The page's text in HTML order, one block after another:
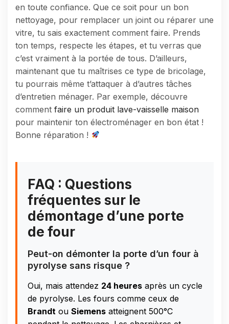
en toute confiance. Que ce soit pour un bon
nettoyage, pour remplacer un joint ou réparer une
vitre, tu sais exactement comment faire. Prends
ton temps, respecte les étapes, et tu verras que
c’est vraiment à la portée de tous. D’ailleurs,
maintenant que tu maîtrises ce type de bricolage,
tu pourrais même t’attaquer à d’autres tâches
d’entretien ménager. Par exemple, découvre
comment faire un produit lave-vaisselle maison
pour maintenir ton électroménager en bon état !
Bonne réparation !
FAQ : Questions
fréquentes sur le
démontage d’une porte
de four
Peut-on démonter la porte d’un four à
pyrolyse sans risque ?
Oui, mais attendez 24 heures après un cycle
de pyrolyse. Les fours comme ceux de
Brandt ou Siemens atteignent 500°C